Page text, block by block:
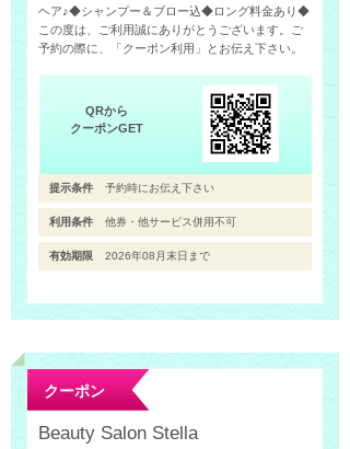
ヘア♪◆シャンプー＆ブロー込◆ロング料金あり◆
この度は、ご利用誠にありがとうございます。ご
予約の際に、「クーポン利用」とお伝え下さい。
QRから
クーポンGET
提示条件 予約時にお伝え下さい
利用条件 他券・他サービス併用不可
有効期限 2026年08月末日まで
クーポン
Beauty Salon Stella